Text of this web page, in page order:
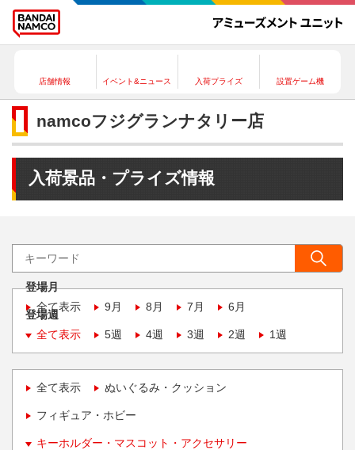
店舗情報 イベント&ニュース 入荷プライズ 設置ゲーム機
namcoフジグランナタリー店
入荷景品・プライズ情報
登場月
全て表示
9月 8月 7月 6月
登場週
全て表示
5週 4週 3週 2週 1週
全て表示 ぬいぐるみ・クッション
フィギュア・ホビー
キーホルダー・マスコット・アクセサリー